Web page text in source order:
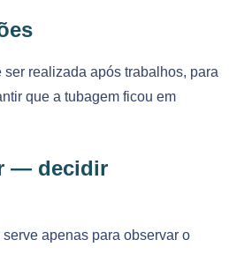
realizada após trabalhos, para
que a tubagem ficou em
— decidir
apenas para observar o